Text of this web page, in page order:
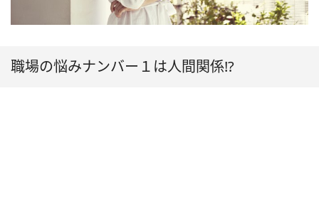
職場の悩みナンバー１は人間関係!?